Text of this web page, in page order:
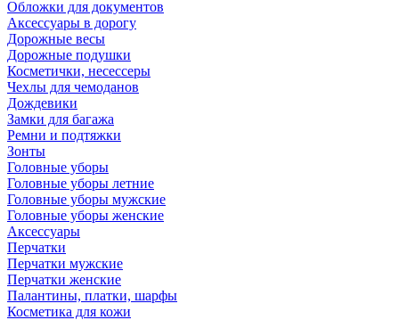
Обложки для документов
Аксессуары в дорогу
Дорожные весы
Дорожные подушки
Косметички, несессеры
Чехлы для чемоданов
Дождевики
Замки для багажа
Ремни и подтяжки
Зонты
Головные уборы
Головные уборы летние
Головные уборы мужские
Головные уборы женские
Аксессуары
Перчатки
Перчатки мужские
Перчатки женские
Палантины, платки, шарфы
Косметика для кожи